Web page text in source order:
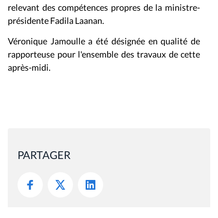
relevant des compétences propres de la ministre-
présidente Fadila Laanan.
Véronique Jamoulle a été désignée en qualité de
rapporteuse pour l'ensemble des travaux de cette
après-midi.
PARTAGER